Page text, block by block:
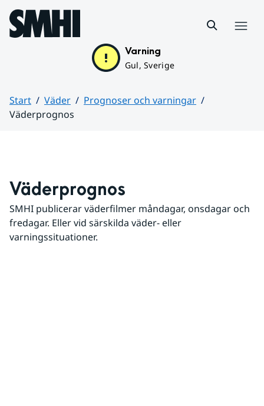
Hoppa till sidans innehåll
Varning
Gul, Sverige
Start Väder
Prognoser och varningar
Väderprognos
Väderprognos
SMHI publicerar väderfilmer måndagar, onsdagar och
fredagar. Eller vid särskilda väder- eller
varningssituationer.